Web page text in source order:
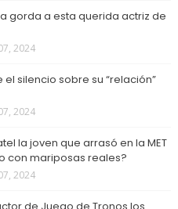
gorda a esta querida actriz de
2024
silencio sobre su “relación”
2024
la joven que arrasó en la MET
con mariposas reales?
2024